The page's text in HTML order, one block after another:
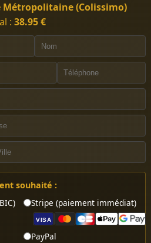
Métropolitaine (Colissimo)
: 38.95 €
souhaité :
Stripe (paiement immédiat)
VISA
PayPal